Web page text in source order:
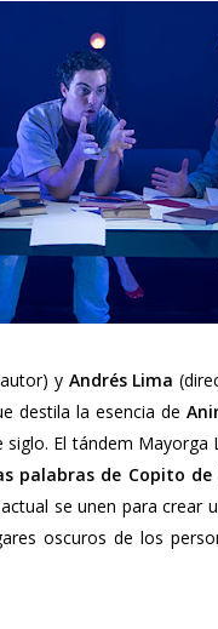
y Andrés Lima
destila la esencia de
El tándem
palabras de Copito de
se unen para crear
oscuros de los